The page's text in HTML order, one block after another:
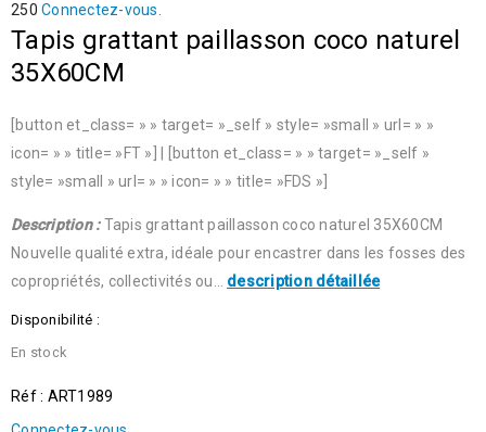
250 Connectez-vous.
Tapis grattant paillasson coco naturel
35X60CM
[button et_class= » » target= »_self » style= »small » url= » »
icon= » » title= »FT »] | [button et_class= » » target= »_self »
style= »small » url= » » icon= » » title= »FDS »]
Description :Tapis grattant paillasson coco naturel 35X60CM
Nouvelle qualité extra, idéale pour encastrer dans les fosses des
copropriétés, collectivités ou… description détaillée
Disponibilité :
En stock
Réf : ART1989